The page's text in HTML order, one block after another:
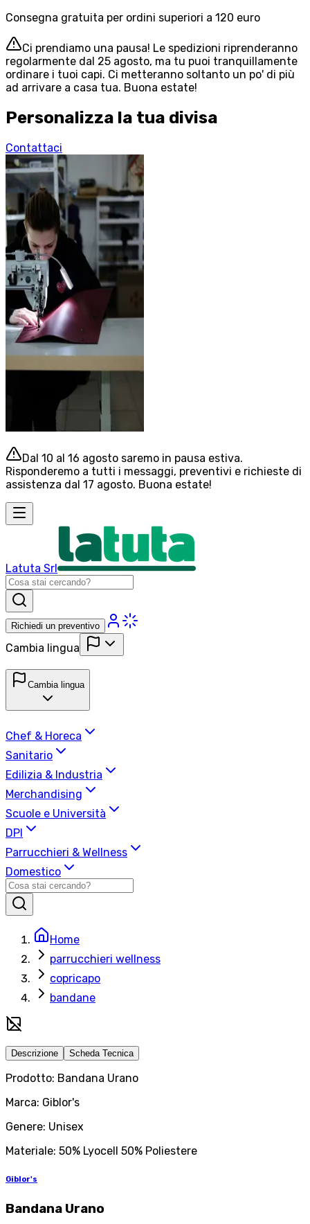
Consegna gratuita per ordini superiori a 120 euro
Ci prendiamo una pausa! Le spedizioni riprenderanno
regolarmente dal 25 agosto, ma tu puoi tranquillamente
ordinare i tuoi capi. Ci metteranno soltanto un po' di più
ad arrivare a casa tua. Buona estate!
Personalizza la tua divisa
Contattaci
Dal 10 al 16 agosto saremo in pausa estiva.
Risponderemo a tutti i messaggi, preventivi e richieste di
assistenza dal 17 agosto. Buona estate!
Latuta Srl
Richiedi un preventivo
Cambia lingua
Cambia lingua
Chef & Horeca
Sanitario
Edilizia & Industria
Merchandising
Scuole e Università
DPI
Parrucchieri & Wellness
Domestico
Home
parrucchieri wellness
copricapo
bandane
Descrizione Scheda Tecnica
Prodotto: Bandana Urano
Marca: Giblor's
Genere: Unisex
Materiale: 50% Lyocell 50% Poliestere
Giblor's
Bandana Urano